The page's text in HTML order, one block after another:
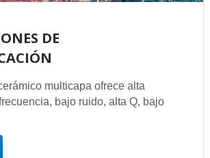
DE
multicapa ofrece alta
bajo ruido, alta Q, bajo